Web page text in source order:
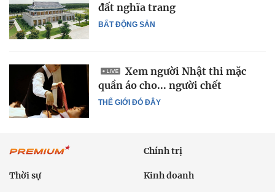
BẤT ĐỘNG SẢN
đất nghĩa trang
THẾ GIỚI ĐÓ ĐÂY
Xem người Nhật thi mặc
quần áo cho... người chết
Chính trị
Thời sự Kinh doanh